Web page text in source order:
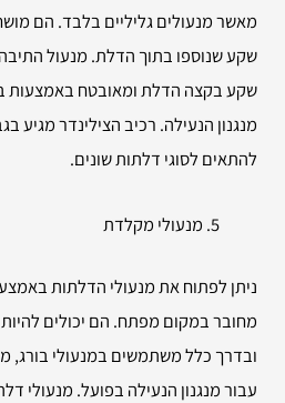
מאשר מנעולים גליליים בלבד. הם
שקע שנוספו בתוך הדלת. מנעול
שקע בקצה הדלת ומאובטח באמצעות
מנגנון הנעילה. רכיב הצילינדר מגיע
להתאים לסוגי דלתות שונים.
מנעולי מקלדת
ניתן לפתוח את מנעולי הדלתות
מחובר במקום מפתח. הם יכולים להיות
ובדרך כלל משתמשים במנעולי בורג,
עבור מנגנון הנעילה בפועל. מנעולי